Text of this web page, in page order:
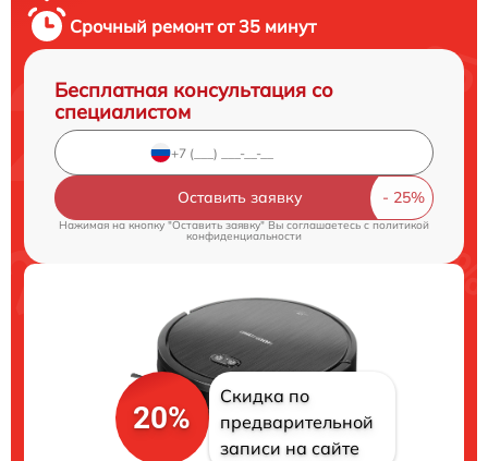
Срочный ремонт от 35 минут
Бесплатная консультация со
специалистом
Оставить заявку
Нажимая на кнопку "Оставить заявку" Вы соглашаетесь c политикой
конфиденциальности
20%
Скидка по
предварительной
записи на сайте